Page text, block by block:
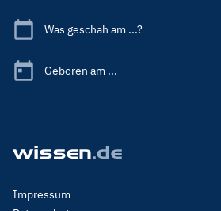
Was geschah am ...?
Geboren am ...
Footer
Impressum